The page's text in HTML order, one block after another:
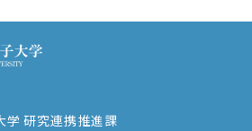
学 研究連携推進課